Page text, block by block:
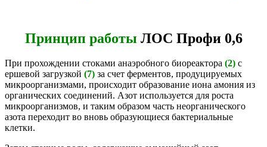
Принцип работы ЛОС Профи 0,6
При прохождении стоками анаэробного биореактора (2) с
ершевой загрузкой (7) за счет ферментов, продуцируемых
микроорганизмами, происходит образование иона амония из
органических соединений. Азот используется для роста
микроорганизмов, и таким образом часть неорганического
азота переходит во вновь образующиеся бактериальные
клетки.